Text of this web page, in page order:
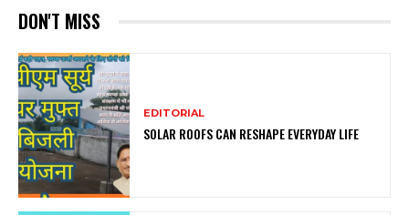
DON'T MISS
EDITORIAL
SOLAR ROOFS CAN RESHAPE EVERYDAY LIFE